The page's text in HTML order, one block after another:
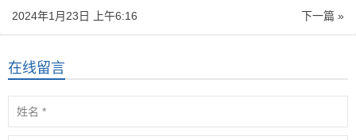
下一篇 »
2024年1月23日 上午6:16
在线留言